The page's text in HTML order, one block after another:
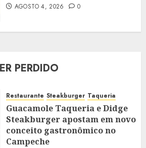
AGOSTO 4, 2026 0
PERDIDO
Restaurante Steakburger Taqueria
Guacamole Taqueria e Didge
Steakburger apostam em novo
conceito gastronômico no
Campeche